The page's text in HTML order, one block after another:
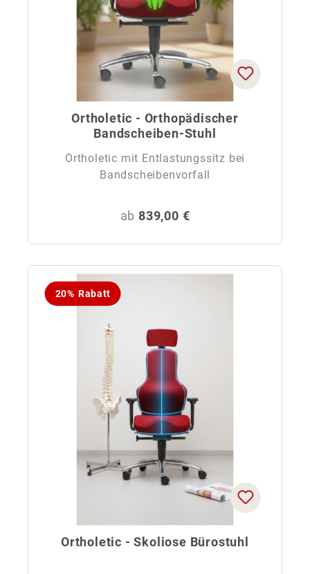
Ortholetic - Orthopädischer
Bandscheiben-Stuhl
Ortholetic mit Entlastungssitz bei
Bandscheibenvorfall
Regulärer Preis:
ab 839,00 €
20% Rabatt
Ortholetic - Skoliose Bürostuhl